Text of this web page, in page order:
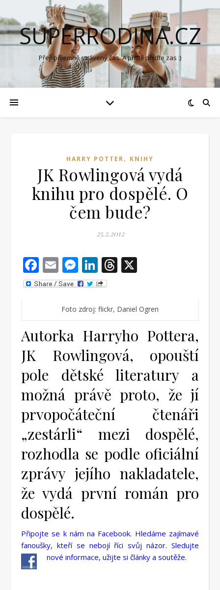
SUPERRODINA.CZ
Přeji příjemně strávený čas. A příště přijďte zas :)
HARRY POTTER, KNIHY
JK Rowlingová vydá
knihu pro dospělé. O
čem bude?
25.2.2012
Facebook
EmailMessenger
LinkedIn
Threads
Foto zdroj: flickr, Daniel Ogren
Autorka Harryho Pottera,
JK Rowlingová, opouští
pole dětské literatury a
možná právě proto, že jí
prvopočáteční čtenáři
„zestárli“ mezi dospělé,
rozhodla se podle oficiální
zprávy jejího nakladatele,
že vydá první román pro
dospělé.
Připojte se k nám na Facebook. Hledáme zajímavé
fanoušky, kteří se nebojí říci svůj názor. Sledujte
nové informace, užijte si články a soutěže.